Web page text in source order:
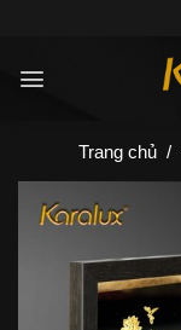
Trang chủ /